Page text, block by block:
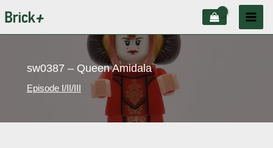
au
sw0387 – Queen Amidala
Episode I/II/III